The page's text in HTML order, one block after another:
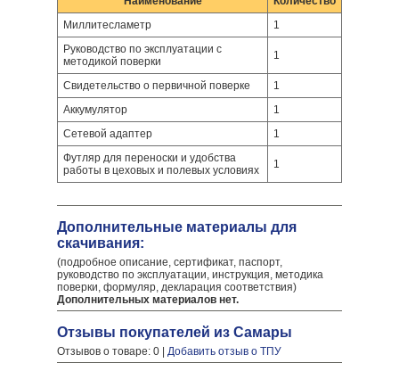
Миллитесламетр
1
Руководство по эксплуатации с
методикой поверки
1
Свидетельство о первичной поверке
1
Аккумулятор
1
Сетевой адаптер
1
Футляр для переноски и удобства
работы в цеховых и полевых условиях
1
Дополнительные материалы для
скачивания:
(подробное описание, сертификат, паспорт,
руководство по эксплуатации, инструкция, методика
поверки, формуляр, декларация соответствия)
Дополнительных материалов нет.
Отзывы покупателей из Самары
Отзывов о товаре: 0 | Добавить отзыв о ТПУ